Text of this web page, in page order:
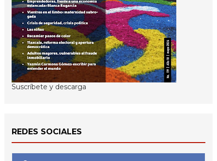
Suscríbete y descarga
REDES SOCIALES